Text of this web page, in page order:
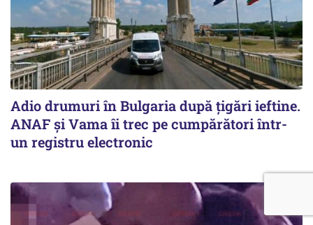
Adio drumuri în Bulgaria după țigări ieftine.
ANAF și Vama îi trec pe cumpărători într-
un registru electronic